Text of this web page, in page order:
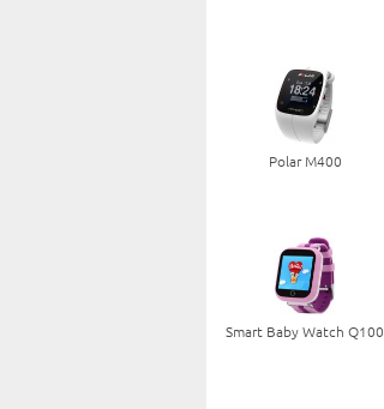
Polar M400
Smart Baby Watch Q100